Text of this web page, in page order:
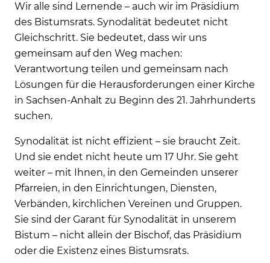
Wir alle sind Lernende – auch wir im Präsidium
des Bistumsrats. Synodalität bedeutet nicht
Gleichschritt. Sie bedeutet, dass wir uns
gemeinsam auf den Weg machen:
Verantwortung teilen und gemeinsam nach
Lösungen für die Herausforderungen einer Kirche
in Sachsen-Anhalt zu Beginn des 21. Jahrhunderts
suchen.
Synodalität ist nicht effizient – sie braucht Zeit.
Und sie endet nicht heute um 17 Uhr. Sie geht
weiter – mit Ihnen, in den Gemeinden unserer
Pfarreien, in den Einrichtungen, Diensten,
Verbänden, kirchlichen Vereinen und Gruppen.
Sie sind der Garant für Synodalität in unserem
Bistum – nicht allein der Bischof, das Präsidium
oder die Existenz eines Bistumsrats.